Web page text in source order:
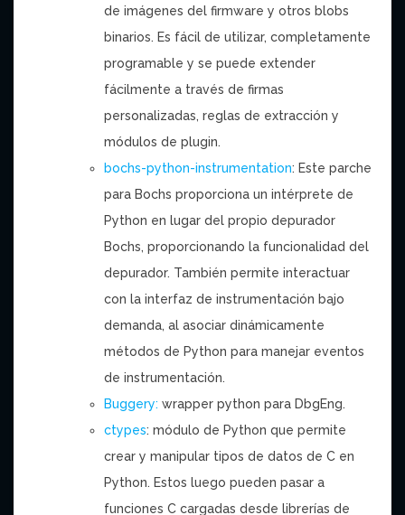
de imágenes del firmware y otros blobs
binarios. Es fácil de utilizar, completamente
programable y se puede extender
fácilmente a través de firmas
personalizadas, reglas de extracción y
módulos de plugin.
bochs-python-instrumentation: Este parche
para Bochs proporciona un intérprete de
Python en lugar del propio depurador
Bochs, proporcionando la funcionalidad del
depurador. También permite interactuar
con la interfaz de instrumentación bajo
demanda, al asociar dinámicamente
métodos de Python para manejar eventos
de instrumentación.
Buggery: wrapper python para DbgEng.
ctypes: módulo de Python que permite
crear y manipular tipos de datos de C en
Python. Estos luego pueden pasar a
funciones C cargadas desde librerías de